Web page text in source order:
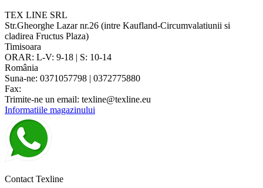
TEX LINE SRL
Str.Gheorghe Lazar nr.26 (intre Kaufland-Circumvalatiunii si
cladirea Fructus Plaza)
Timisoara
ORAR: L-V: 9-18 | S: 10-14
România
Suna-ne: 0371057798 | 0372775880
Fax:
Trimite-ne un email: texline@texline.eu
Informatiile magazinului
Contact Texline